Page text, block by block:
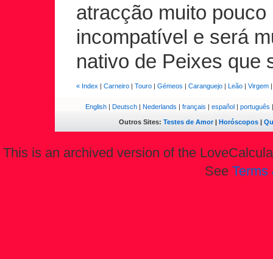
atracção muito
incompatível e será
nativo de Peixes que
« Index | Carneiro | Touro | Gémeos | Caranguejo | Leão | Virgem
English | Deutsch | Nederlands | français | español | português
Outros Sites: Testes de Amor| Horóscopos|
This is an archived version of the
See Terms